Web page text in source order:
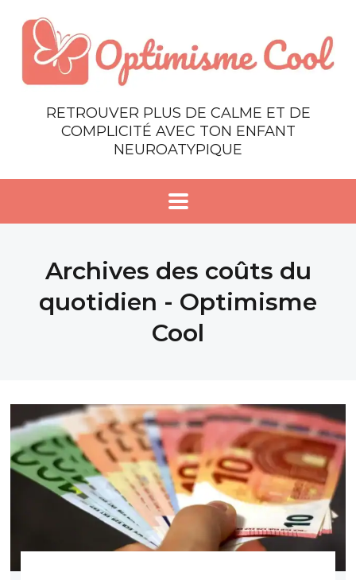
RETROUVER PLUS DE CALME ET DE
COMPLICITÉ AVEC TON ENFANT
NEUROATYPIQUE
Archives des coûts du
quotidien - Optimisme
Cool